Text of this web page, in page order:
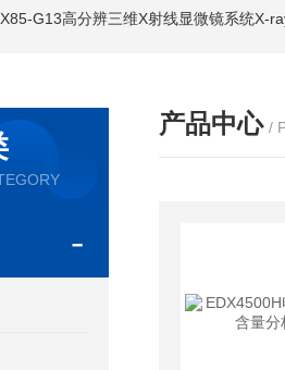
G13高分辨三维X射线显微镜系统X-
产品中心 /